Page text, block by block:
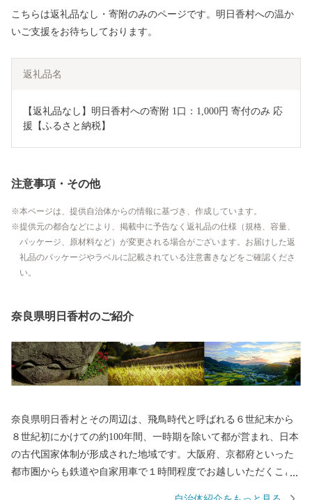
こちらは返礼品なし・寄附のみのページです。明日香村への温か
いご支援をお待ちしております。
返礼品名
【返礼品なし】明日香村への寄附 1口：1,000円 寄付のみ 応
援【ふるさと納税】
注意事項・その他
本ページは、提供自治体からの情報に基づき、作成しています。
提供元の都合などにより、掲載中に予告なく返礼品の仕様（規格、容量、
パッケージ、原材料など）が変更される場合がございます。お届けした返
礼品のパッケージやラベルに記載されている注意書きなどをご確認くださ
い。
奈良県明日香村のご紹介
奈良県明日香村とその周辺は、飛鳥時代と呼ばれる６世紀末から
８世紀初にかけての約100年間、一時期を除いて都が営まれ、日本
の古代国家体制が形成された地域です。大阪府、京都府といった
都市圏からも鉄道や自家用車で１時間程度でお越しいただくこと